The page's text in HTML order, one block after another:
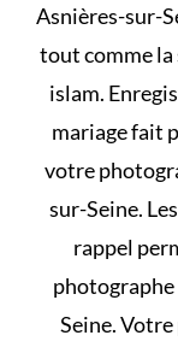
Asnières-sur-
tout comme
islam.
mariagefait
votre
sur-Seine.
rappel
Seine.